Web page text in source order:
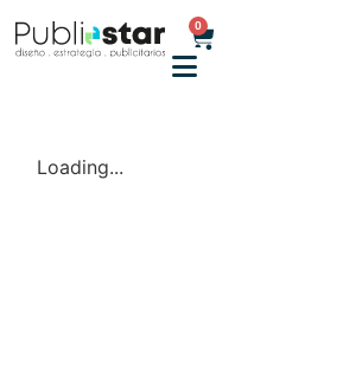
0
Loading...